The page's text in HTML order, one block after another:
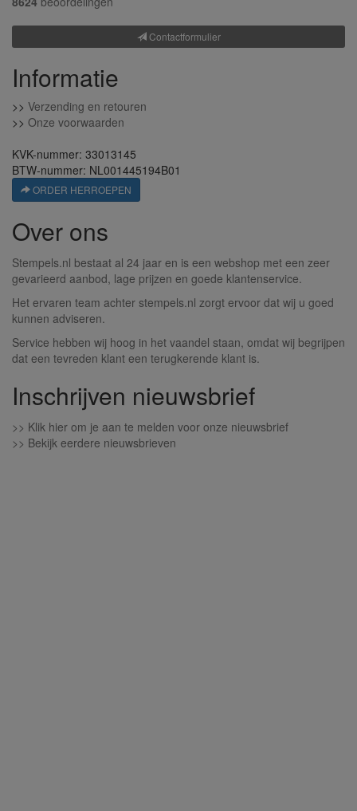
Contactformulier
Informatie
>> Verzending en retouren
>> Onze voorwaarden
KVK-nummer: 33013145
BTW-nummer: NL001445194B01
ORDER HERROEPEN
Over ons
Stempels.nl bestaat al 24 jaar en is een webshop met een zeer
gevarieerd aanbod, lage prijzen en goede klantenservice.
Het ervaren team achter stempels.nl zorgt ervoor dat wij u goed
kunnen adviseren.
Service hebben wij hoog in het vaandel staan, omdat wij begrijpen
dat een tevreden klant een terugkerende klant is.
Inschrijven nieuwsbrief
>> Klik hier om je aan te melden voor onze nieuwsbrief
>> Bekijk eerdere nieuwsbrieven